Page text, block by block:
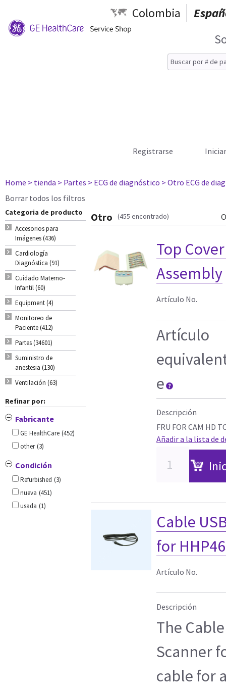
Colombia
Registrarse
Home > tienda > Partes > ECG de diagnóstico > Otro ECG de
Borrar todos los filtros
Categoria de producto
Accesorios para
Imágenes (436)
Cardiología
Diagnóstica (91)
Cuidado Materno-
Infantil (60)
Equipment (4)
Monitoreo de
Paciente (412)
Partes (34601)
Suministro de
anestesia (130)
Ventilación (63)
Refinar por:
Fabricante
GE HealthCare (452)
other (3)
Condición
Refurbished (3)
nueva (451)
usada (1)
Otro (455 encontrado)
Top
Assembly
Artículo No.
Artículo
e
Descripción
FRU FOR CAM HD
Añadir a la lista de
Cable
for
Artículo No.
Descripción
The
Scanner
cable for